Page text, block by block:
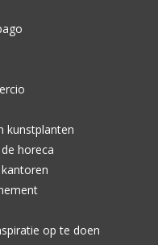
kunstplanten
horeca
op te doen